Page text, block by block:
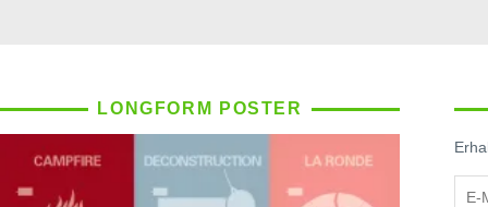
LONGFORM POSTER